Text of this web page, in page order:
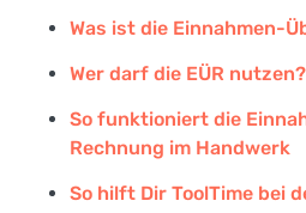
Was ist die Einnahmen-
Wer darf die EÜR nutzen?
So funktioniert die
Rechnung im Handwerk
So hilft Dir ToolTime bei